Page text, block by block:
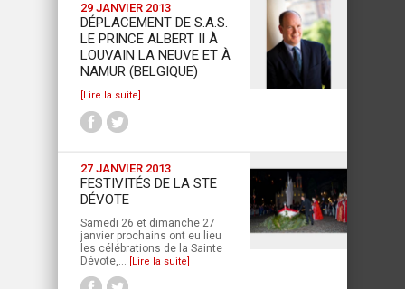
29 JANVIER 2013
DÉPLACEMENT DE S.A.S.
LE PRINCE ALBERT II À
LOUVAIN LA NEUVE ET À
NAMUR (BELGIQUE)
[Lire la suite]
27 JANVIER 2013
FESTIVITÉS DE LA STE
DÉVOTE
Samedi 26 et dimanche 27
janvier prochains ont eu lieu
les célébrations de la Sainte
Dévote,... [Lire la suite]